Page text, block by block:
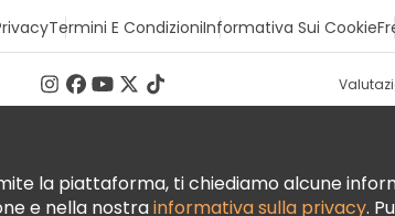
Termini E CondizioniInformativa Sui Cookie
la piattaforma, ti chiediamo alcune
e nella nostrainformativa sulla privacy.